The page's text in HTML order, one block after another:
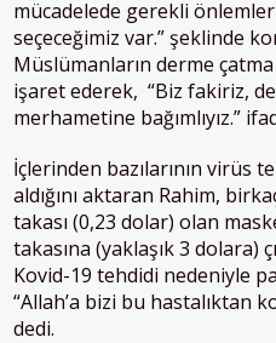
mücadelede gerekli
seçeceğimiz var.” şeklinde
Müslümanların derme
işaret ederek, “Biz fakiriz,
merhametine bağımlıyız.”
İçlerinden bazılarının virüs
aldığını aktaran Rahim,
takası (0,23 dolar) olan
takasına (yaklaşık 3 dolara)
Kovid-19 tehdidi nedeniyle
“Allah’a bizi bu hastalıktan
dedi.